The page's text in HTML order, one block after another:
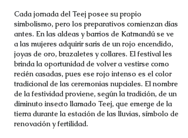
Cada jornada del Teej posee su propio
simbolismo, pero los preparativos comienzan días
antes. En las aldeas y barrios de Katmandú se ve
a las mujeres adquirir saris de un rojo encendido,
joyas de oro, brazaletes y collares. El festival les
brinda la oportunidad de volver a vestirse como
recién casadas, pues ese rojo intenso es el color
tradicional de las ceremonias nupciales. El nombre
de la festividad proviene, según la tradición, de un
diminuto insecto llamado Teej, que emerge de la
tierra durante la estación de las lluvias, símbolo de
renovación y fertilidad.